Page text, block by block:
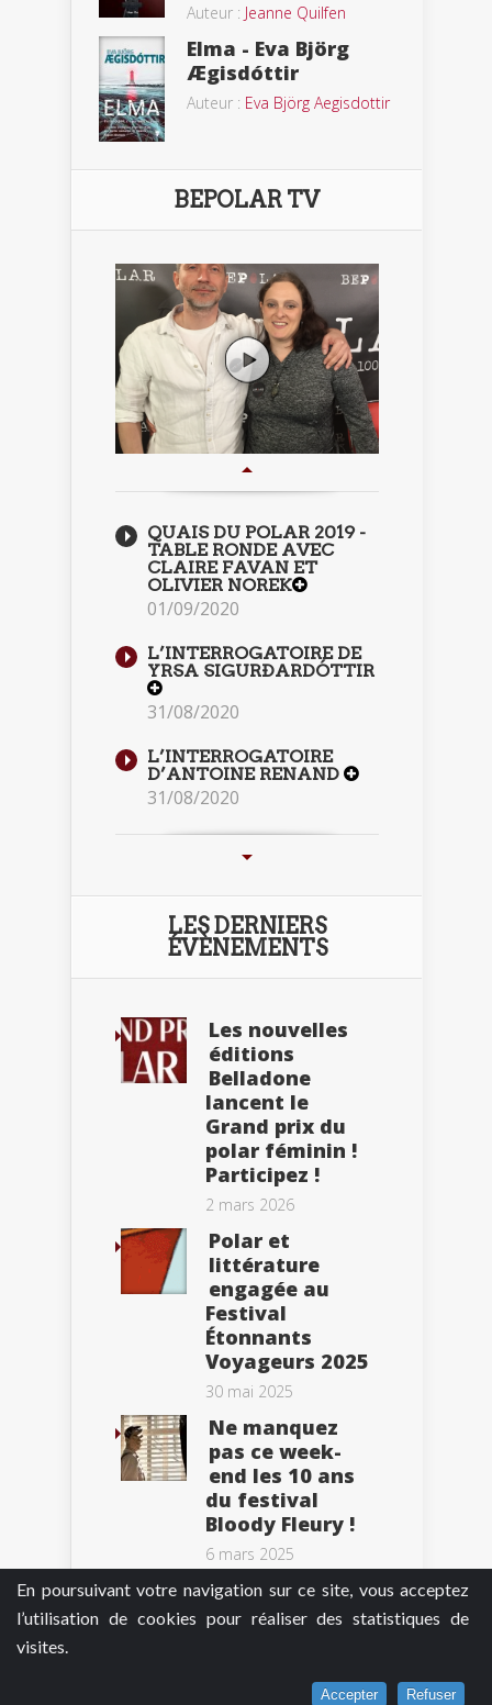
En poursuivant votre navigation sur ce site, vous acceptez
l’utilisation de cookies pour réaliser des statistiques de
visites.
Accepter Refuser
Auteur : Jeanne Quilfen
Elma - Eva Björg
Ægisdóttir
Auteur : Eva Björg Aegisdottir
BEPOLAR TV
QUAIS DU POLAR 2019 -
TABLE RONDE AVEC
CLAIRE FAVAN ET
OLIVIER NOREK
01/09/2020
L’INTERROGATOIRE DE
YRSA SIGURÐARDÓTTIR
31/08/2020
L’INTERROGATOIRE
D’ANTOINE RENAND
31/08/2020
LES DERNIERS
ÉVÈNEMENTS
Les nouvelles
éditions
Belladone
lancent le
Grand prix du
polar féminin !
Participez !
2 mars 2026
Polar et
littérature
engagée au
Festival
Étonnants
Voyageurs 2025
30 mai 2025
Ne manquez
pas ce week-
end les 10 ans
du festival
Bloody Fleury !
6 mars 2025